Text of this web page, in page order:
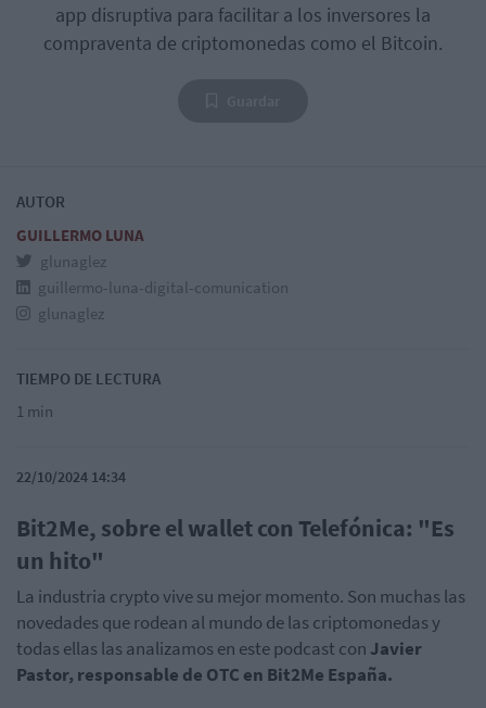
app disruptiva para facilitar a los inversores la
compraventa de criptomonedas como el Bitcoin.
AUTOR
GUILLERMO LUNA
glunaglez
guillermo-luna-digital-comunication
glunaglez
TIEMPO DE LECTURA
1 min
22/10/2024 14:34
Bit2Me, sobre el wallet con Telefónica: "Es
un hito"
La industria crypto vive su mejor momento. Son muchas las
novedades que rodean al mundo de las criptomonedas y
todas ellas las analizamos en este podcast con Javier
Pastor, responsable de OTC en Bit2Me España.